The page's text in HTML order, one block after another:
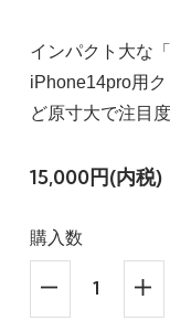
インパクト大な
iPhone14pro用
ど原寸大で注目
15,000円(内税)
購入数